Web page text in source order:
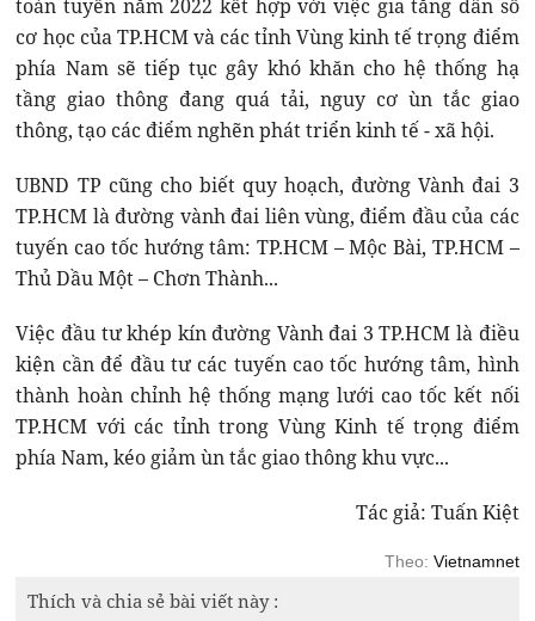
toàn tuyến năm 2022 kết hợp với việc gia tăng dân số
cơ học của TP.HCM và các tỉnh Vùng kinh tế trọng điểm
phía Nam sẽ tiếp tục gây khó khăn cho hệ thống hạ
tầng giao thông đang quá tải, nguy cơ ùn tắc giao
thông, tạo các điểm nghẽn phát triển kinh tế - xã hội.
UBND TP cũng cho biết quy hoạch, đường Vành đai 3
TP.HCM là đường vành đai liên vùng, điểm đầu của các
tuyến cao tốc hướng tâm: TP.HCM – Mộc Bài, TP.HCM –
Thủ Dầu Một – Chơn Thành...
Việc đầu tư khép kín đường Vành đai 3 TP.HCM là điều
kiện cần để đầu tư các tuyến cao tốc hướng tâm, hình
thành hoàn chỉnh hệ thống mạng lưới cao tốc kết nối
TP.HCM với các tỉnh trong Vùng Kinh tế trọng điểm
phía Nam, kéo giảm ùn tắc giao thông khu vực...
Tác giả: Tuấn Kiệt
Theo: Vietnamnet
Thích và chia sẻ bài viết này :